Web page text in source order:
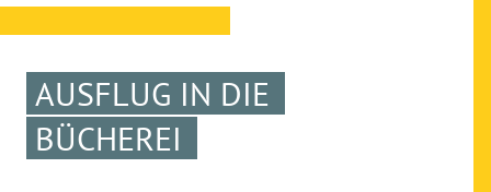
AUSFLUG IN DIE
BÜCHEREI